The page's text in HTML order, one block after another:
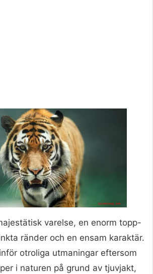
varelse, en enorm topp-
ränder och en ensam karaktär.
otroliga utmaningar eftersom
i naturen på grund av tjuvjakt,